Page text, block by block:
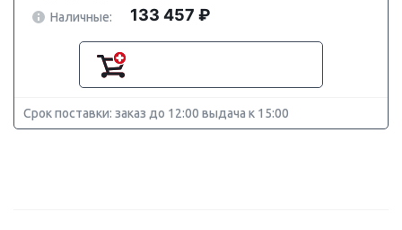
Наличные:
133 457 ₽
Срок поставки: заказ до 12:00 выдача к 15:00